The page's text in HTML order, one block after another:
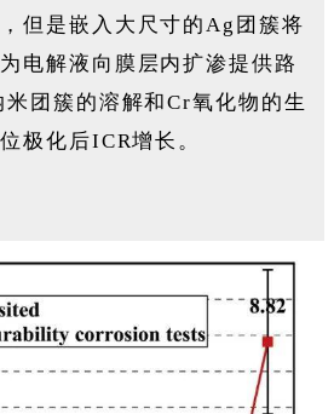
但是嵌入大尺寸的Ag团簇将
电解液向膜层内扩渗提供路
团簇的溶解和Cr氧化物的生
极化后ICR增长。